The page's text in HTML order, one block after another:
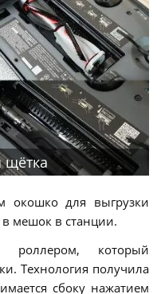
щётка
окошко для выгрузки
мешок в станции.
роллером, который
Технология получила
сбоку нажатием